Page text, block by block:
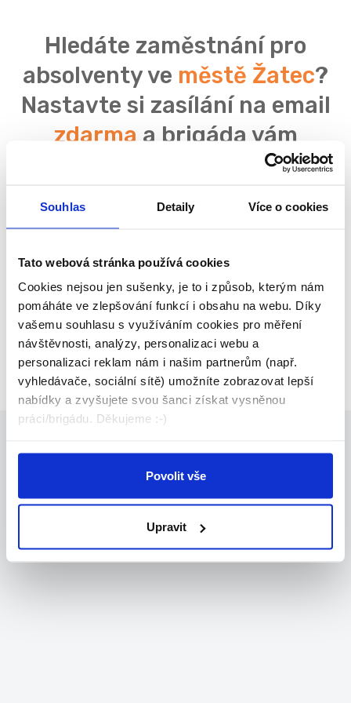
Souhlas Detaily Více o cookies
Tato webová stránka používá cookies
Cookies nejsou jen sušenky, je to i způsob, kterým nám
pomáháte ve zlepšování funkcí i obsahu na webu. Díky
vašemu souhlasu s využíváním cookies pro měření
návštěvnosti, analýzy, personalizaci webu a
personalizaci reklam nám i našim partnerům (např.
vyhledávače, sociální sítě) umožníte zobrazovat lepší
nabídky a zvyšujete svou šanci získat vysněnou
práci/brigádu. Děkujeme :-)
Povolit vše
Upravit
Hledáte zaměstnání pro
absolventy ve městě Žatec?
Nastavte si zasílání na email
zdarma a brigáda vám
Souhlasím sezpracováním osobních údajů